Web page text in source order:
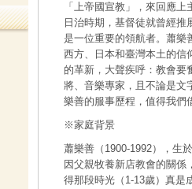
「上帝國宣教」，來回應
日治時期，基督徒就曾經
是一位重要的領航者。蕭樂
西方、日本和臺灣本土的信
的革新，大聲疾呼：教會要
將、音樂專家，且不論是文
樂善的服事歷程，值得我們
※家庭背景
蕭樂善（1900-1992），生
因父親牧養新店教會的關
得那段時光（1-13歲）真是